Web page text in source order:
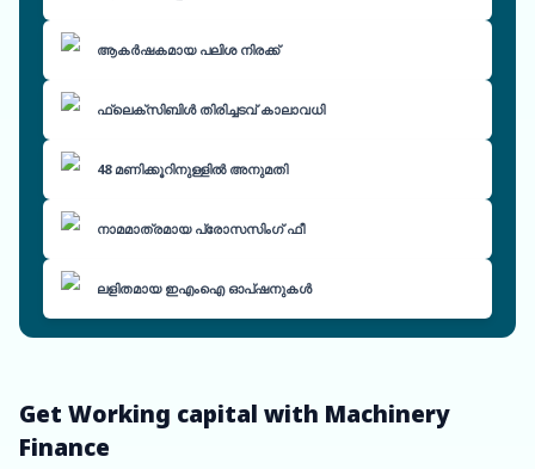
ആകർഷകമായ പലിശ നിരക്ക്
ഫ്ലെക്സിബിൾ തിരിച്ചടവ് കാലാവധി
48 മണിക്കൂറിനുള്ളിൽ അനുമതി
നാമമാത്രമായ പ്രോസസിംഗ് ഫീ
ലളിതമായ ഇഎംഐ ഓപ്ഷനുകൾ
Get Working capital with Machinery
Finance